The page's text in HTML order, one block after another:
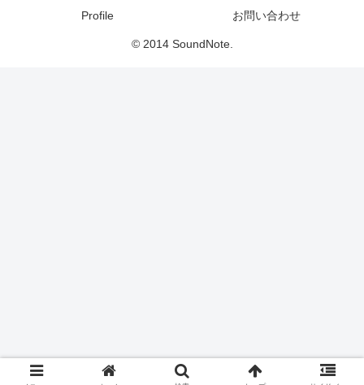
Profile
お問い合わせ
© 2014 SoundNote.